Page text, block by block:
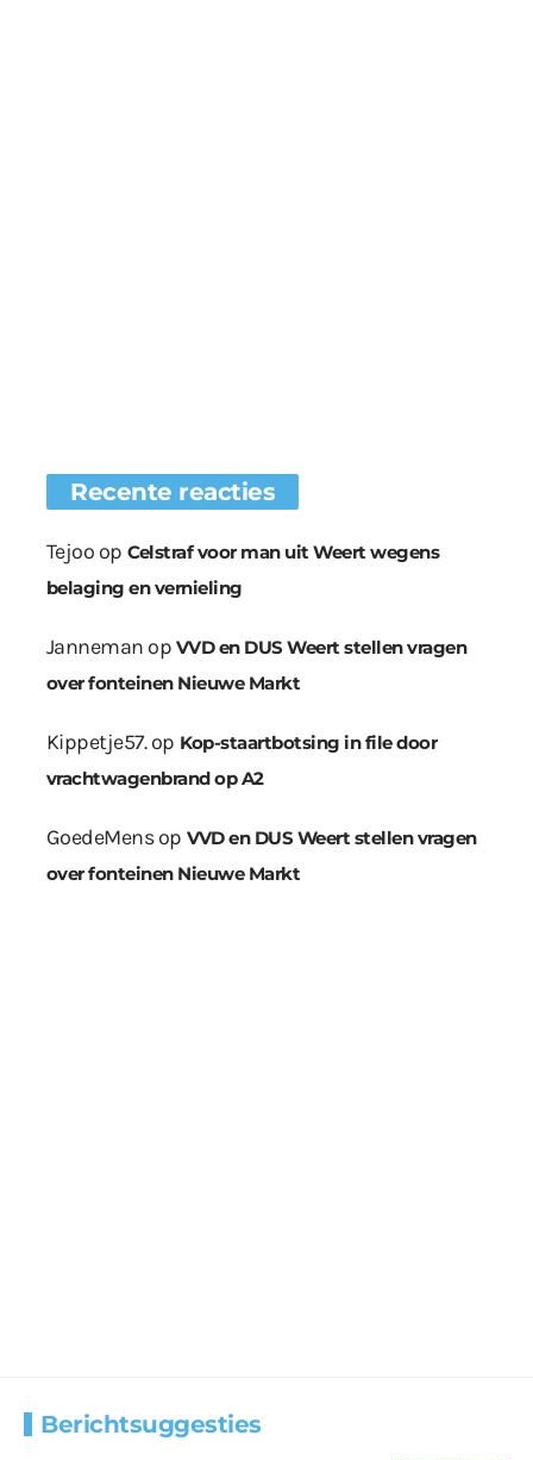
Recente reacties
Tejoo op Celstraf voor man uit Weert wegens
belaging en vernieling
Janneman op VVD en DUS Weert stellen vragen
over fonteinen Nieuwe Markt
Kippetje57.op Kop-staartbotsing in file door
vrachtwagenbrand op A2
GoedeMensop VVD en DUS Weert stellen vragen
over fonteinen Nieuwe Markt
Berichtsuggesties